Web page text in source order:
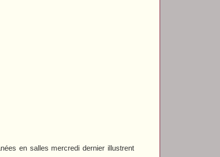
en salles mercredi dernier illustrent